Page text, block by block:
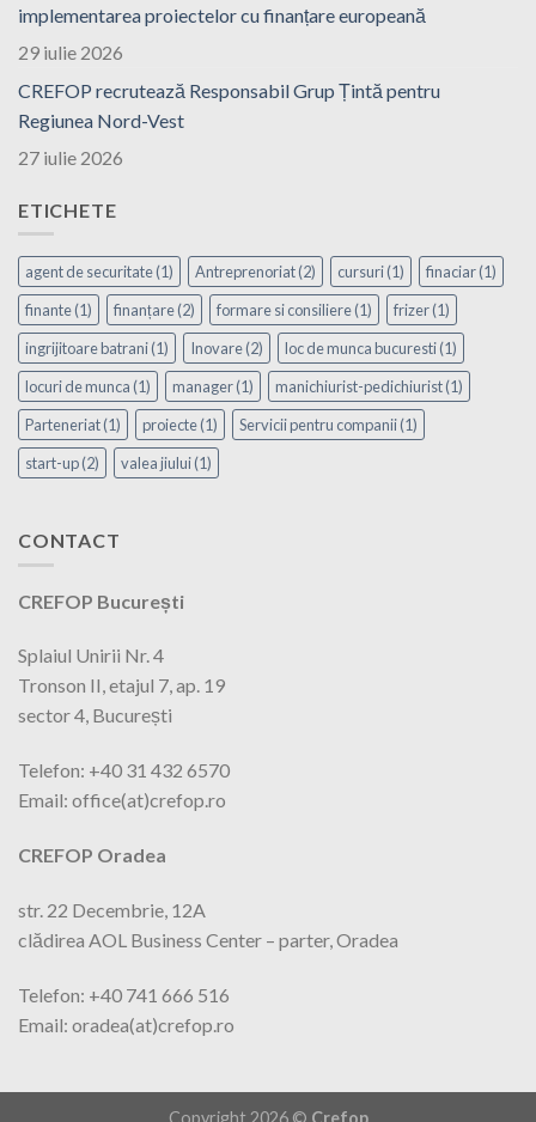
implementarea proiectelor cu finanțare europeană
29 iulie 2026
CREFOP recrutează Responsabil Grup Țintă pentru
Regiunea Nord-Vest
27 iulie 2026
ETICHETE
agent de securitate(1) Antreprenoriat(2) cursuri(1) finaciar(1)
finante(1) finanțare(2) formare si consiliere(1) frizer(1)
ingrijitoare batrani(1) Inovare(2) loc de munca bucuresti(1)
locuri de munca (1) manager(1) manichiurist-pedichiurist(1)
Parteneriat(1) proiecte(1) Servicii pentru companii(1)
start-up(2) valea jiului(1)
CONTACT
CREFOP București
Splaiul Unirii Nr. 4
Tronson II, etajul 7, ap. 19
sector 4, București
Telefon: +40 31 432 6570
Email: office(at)crefop.ro
CREFOP Oradea
str. 22 Decembrie, 12A
clădirea AOL Business Center – parter, Oradea
Telefon: +40 741 666 516
Email: oradea(at)crefop.ro